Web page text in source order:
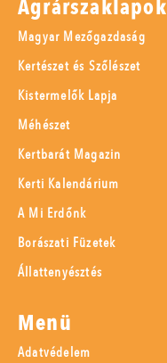
Agrárszaklapok
Magyar Mezőgazdaság
Kertészet és Szőlészet
Kistermelők Lapja
Méhészet
Kertbarát Magazin
Kerti Kalendárium
A Mi Erdőnk
Borászati Füzetek
Állattenyésztés
Menü
Adatvédelem